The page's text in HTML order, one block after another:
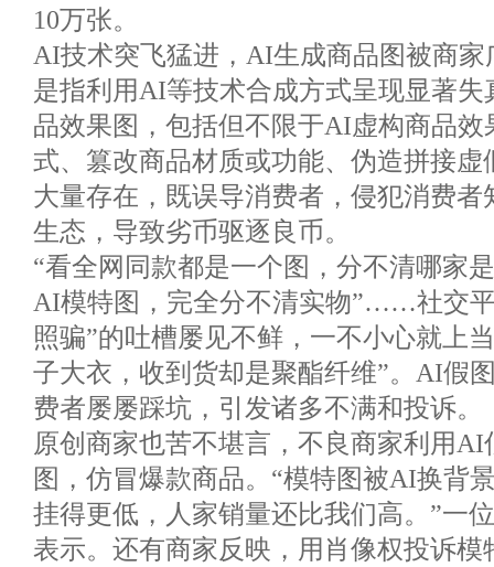
10万张。
AI技术突飞猛进，AI生成商品图被商
是指利用AI等技术合成方式呈现显著
品效果图，包括但不限于AI虚构商品
式、篡改商品材质或功能、伪造拼接
大量存在，既误导消费者，侵犯消费
生态，导致劣币驱逐良币。
“看全网同款都是一个图，分不清哪家
AI模特图，完全分不清实物”……社交
照骗”的吐槽屡见不鲜，一不小心就上
子大衣，收到货却是聚酯纤维”。AI假
费者屡屡踩坑，引发诸多不满和投诉。
原创商家也苦不堪言，不良商家利用
图，仿冒爆款商品。“模特图被AI换背
挂得更低，人家销量还比我们高。”一
表示。还有商家反映，用肖像权投诉模